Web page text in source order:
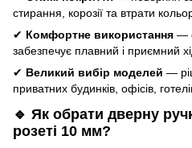
стирання, корозії та втрати
✔ Комфортне використання —
забезпечує плавний і приємний
✔ Великий вибір моделей —
приватних будинків, офісів,
🔹 Як обрати дверну
розеті 10 мм?